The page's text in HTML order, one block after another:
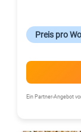
Preis pro
Ein Partner-Angebot